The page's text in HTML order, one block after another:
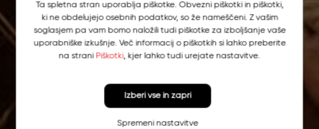
Ta spletna stran uporablja piškotke. Obvezni piškotki in piškotki,
ki ne obdelujejo osebnih podatkov, so že nameščeni. Z vašim
soglasjem pa vam bomo naložili tudi piškotke za izboljšanje vaše
uporabniške izkušnje. Več informacij o piškotkih si lahko preberite
na strani Piškotki, kjer lahko tudi urejate nastavitve.
Spremeni nastavitve
Izberi vse in zapri